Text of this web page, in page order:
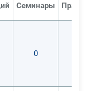
а потому она
долгое время.
Семинары
0